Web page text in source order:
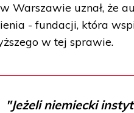
Warszawie uznał, że
- fundacji, która
w tej sprawie.
"Jeżeli niemiecki